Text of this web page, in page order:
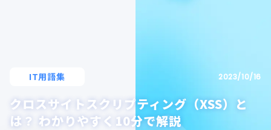
IT用語集 2023/10/16
クロスサイトスクリプティング（XSS）と
は？ わかりやすく10分で解説